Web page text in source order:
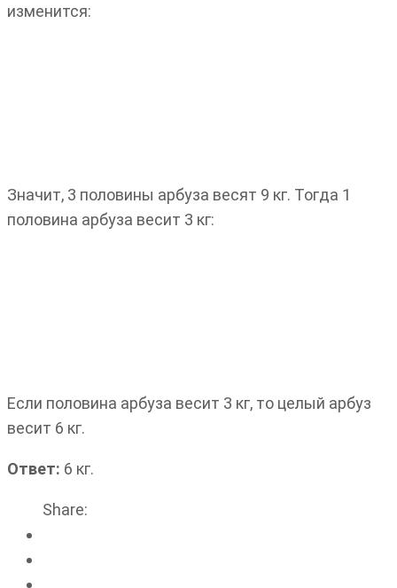
изменится:
Значит, 3 половины арбуза весят 9 кг. Тогда 1
половина арбуза весит 3 кг:
Если половина арбуза весит 3 кг, то целый арбуз
весит 6 кг.
Ответ: 6 кг.
Share: